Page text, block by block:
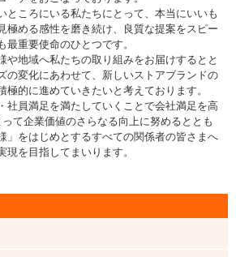
ところにいる私たちにとって、本当にいいも
極める感性を磨き続け、良質な提案をスピー
重要使命のひとつです。
や地域へ私たちの取り組みをお届けするとと
の変化にあわせて、新しいストアブランドの
極的に進めていきたいと考えております。
社員満足を満たしていくことで会社満足を高
て企業価値のさらなる向上に努めるととも
」をはじめとするすべての関係者の皆さまへ
を目指してまいります。